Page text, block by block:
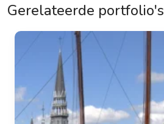
Gerelateerde portfolio's